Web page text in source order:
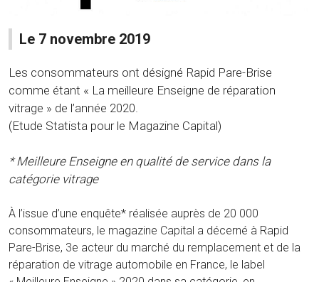
Le 7 novembre 2019
Les consommateurs ont désigné Rapid Pare-Brise
comme étant « La meilleure Enseigne de réparation
vitrage » de l’année 2020.
(Etude Statista pour le Magazine Capital)
* Meilleure Enseigne en qualité de service dans la
catégorie vitrage
À l’issue d’une enquête* réalisée auprès de 20 000
consommateurs, le magazine Capital a décerné à Rapid
Pare-Brise, 3e acteur du marché du remplacement et de la
réparation de vitrage automobile en France, le label